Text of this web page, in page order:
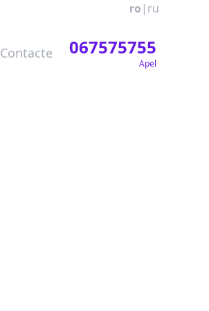
ro | ru
Contacte 067575755
Apel